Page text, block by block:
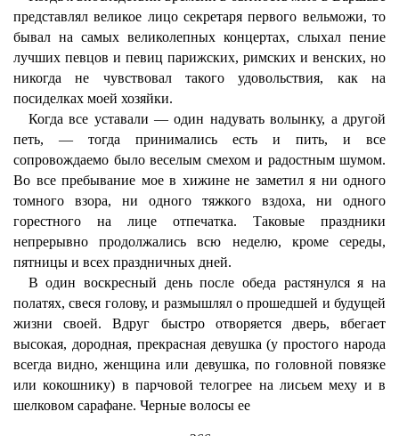
представлял великое лицо секретаря первого вельможи, то
бывал на самых великолепных концертах, слыхал пение
лучших певцов и певиц парижских, римских и венских, но
никогда не чувствовал такого удовольствия, как на
посиделках моей хозяйки.
Когда все уставали — один надувать волынку, а другой
петь, — тогда принимались есть и пить, и все
сопровождаемо было веселым смехом и радостным шумом.
Во все пребывание мое в хижине не заметил я ни одного
томного взора, ни одного тяжкого вздоха, ни одного
горестного на лице отпечатка. Таковые праздники
непрерывно продолжались всю неделю, кроме середы,
пятницы и всех праздничных дней.
В один воскресный день после обеда растянулся я на
полатях, свеся голову, и размышлял о прошедшей и будущей
жизни своей. Вдруг быстро отворяется дверь, вбегает
высокая, дородная, прекрасная девушка (у простого народа
всегда видно, женщина или девушка, по головной повязке
или кокошнику) в парчовой телогрее на лисьем меху и в
шелковом сарафане. Черные волосы ее